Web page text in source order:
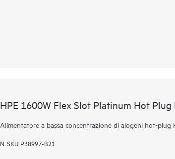
HPE 1600W Flex Slot Platinum Hot
Alimentatore a bassa concentrazione di alogeni hot-plug
N. SKU P38997-B21